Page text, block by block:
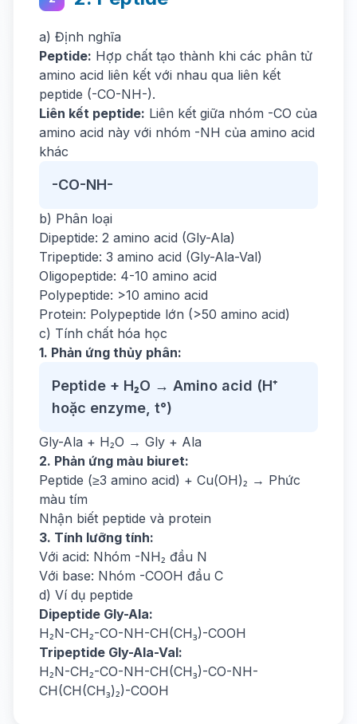
a) Định nghĩa
Peptide: Hợp chất tạo thành khi các phân tử
amino acid liên kết với nhau qua liên kết
peptide (-CO-NH-).
Liên kết peptide: Liên kết giữa nhóm -CO của
amino acid này với nhóm -NH của amino acid
khác
-CO-NH-
b) Phân loại
Dipeptide: 2 amino acid (Gly-Ala)
Tripeptide: 3 amino acid (Gly-Ala-Val)
Oligopeptide: 4-10 amino acid
Polypeptide: >10 amino acid
Protein: Polypeptide lớn (>50 amino acid)
c) Tính chất hóa học
1. Phản ứng thủy phân:
Peptide + H₂O → Amino acid (H⁺
hoặc enzyme, t°)
Gly-Ala + H₂O → Gly + Ala
2. Phản ứng màu biuret:
Peptide (≥3 amino acid) + Cu(OH)₂ → Phức
màu tím
Nhận biết peptide và protein
3. Tính lưỡng tính:
Với acid: Nhóm -NH₂ đầu N
Với base: Nhóm -COOH đầu C
d) Ví dụ peptide
Dipeptide Gly-Ala:
H₂N-CH₂-CO-NH-CH(CH₃)-COOH
Tripeptide Gly-Ala-Val:
H₂N-CH₂-CO-NH-CH(CH₃)-CO-NH-
CH(CH(CH₃)₂)-COOH